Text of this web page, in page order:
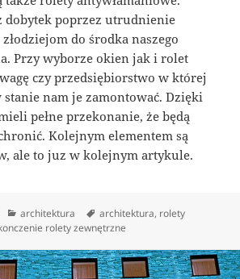
dobytek poprzez utrudnienie
do środka naszego
Przy wyborze okien jak i rolet
czy przedsiębiorstwo w której
nam je zamontować. Dzięki
pełne przekonanie, że będą
Kolejnym elementem są
ale to juz w kolejnym artykule.
Kategorie
architektura Tagi
architektura, rolety
rolety zewnętrzne